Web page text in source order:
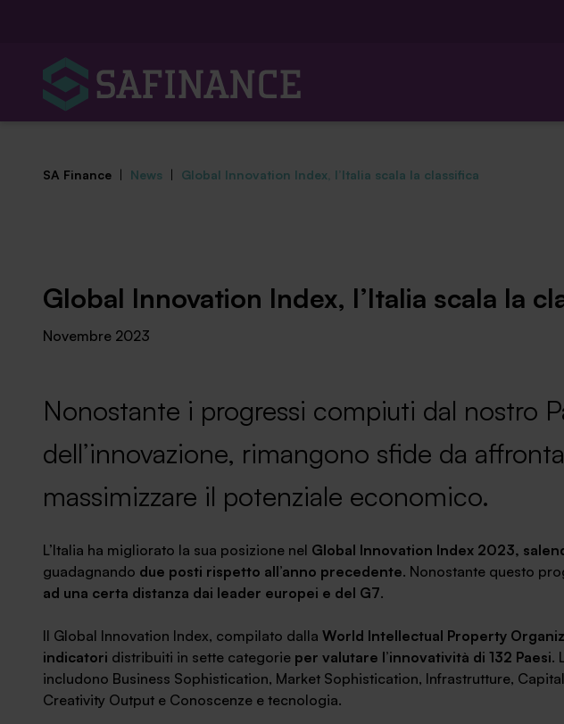
News ed eventi
SA Finance | News | Global Innovation Index, l’Italia scala la classifica
Global Innovation Index, l’Italia scala la
Novembre 2023
Nonostante i progressi compiuti dal nostro
dell’innovazione, rimangono sfide da
massimizzare il potenziale economico.
L’Italia ha migliorato la sua posizione nel Global Innovation Index 2023,
guadagnando due posti rispetto all’anno precedente. Nonostante questo
ad una certa distanza dai leader europei e del G7.
Il Global Innovation Index, compilato dalla World Intellectual Property
indicatori distribuiti in sette categorie per valutare l’innovatività di 132 Paesi.
includono Business Sophistication, Market Sophistication, Infrastrutture,
Creativity Output e Conoscenze e tecnologia.